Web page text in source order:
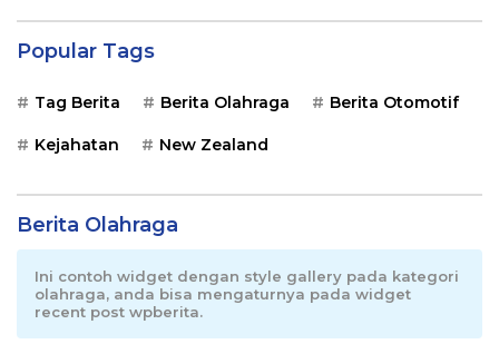
Popular Tags
Tag Berita Berita Olahraga Berita Otomotif
Kejahatan New Zealand
Berita Olahraga
Ini contoh widget dengan style gallery pada kategori
olahraga, anda bisa mengaturnya pada widget
recent post wpberita.